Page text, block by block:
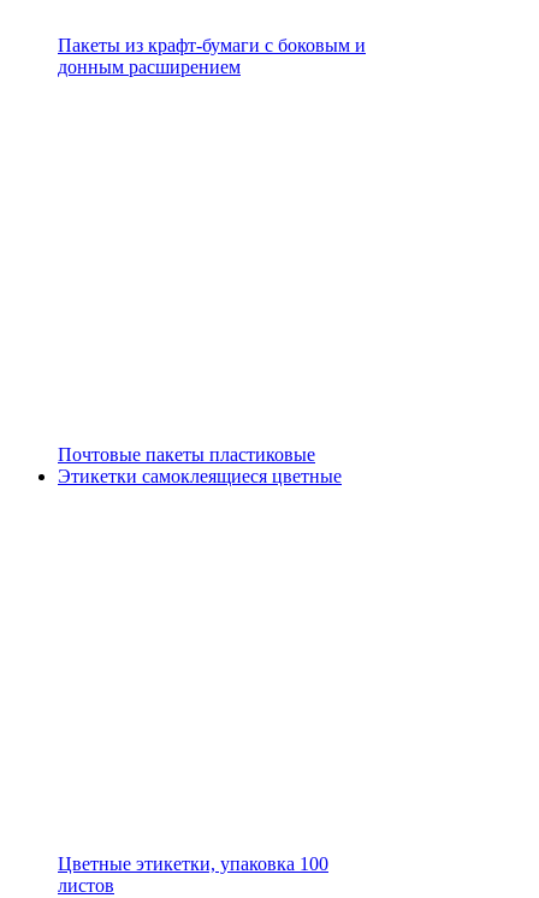
Пакеты из крафт-бумаги с боковым и
донным расширением
Почтовые пакеты пластиковые
Этикетки самоклеящиеся цветные
Цветные этикетки, упаковка 100
листов